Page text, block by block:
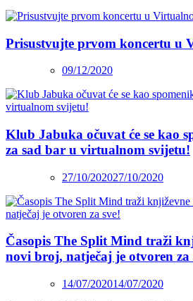
Prisustvujte prvom koncertu u
09/12/2020
Klub Jabuka očuvat će se kao
za sad bar u virtualnom svijetu!
27/10/202027/10/2020
Časopis The Split Mind traži
novi broj, natječaj je otvoren za
14/07/202014/07/2020